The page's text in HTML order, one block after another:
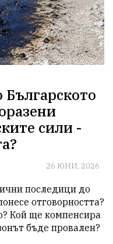
сили -
26 ЮНИ, 2026
последици до
отговорността?
Кой ще компенсира
бъде провален?